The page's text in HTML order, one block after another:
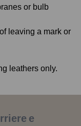
or bulb
leaving a mark or
leathers only.
e